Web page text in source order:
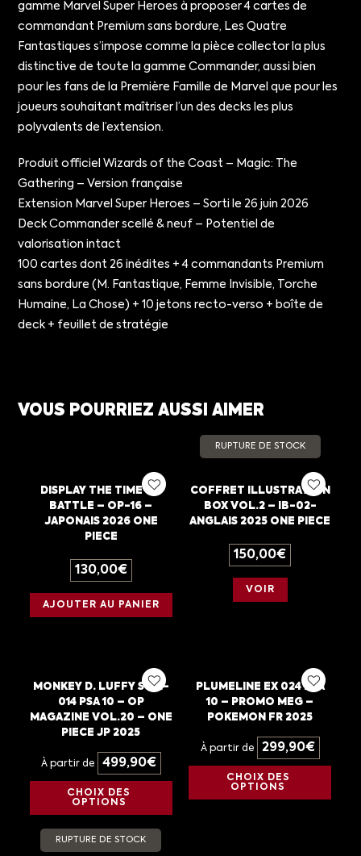
gamme Marvel Super Heroes à proposer 4 cartes de
commandant Premium sans bordure, Les Quatre
Fantastiques s’impose comme la pièce collector la plus
distinctive de toute la gamme Commander, aussi bien
pour les fans de la Première Famille de Marvel que pour les
joueurs souhaitant maîtriser l’un des decks les plus
polyvalents de l’extension.
Produit officiel Wizards of the Coast – Magic: The
Gathering – Version française
Extension Marvel Super Heroes – Sorti le 26 juin 2026
Deck Commander scellé & neuf – Potentiel de
valorisation intact
100 cartes dont 26 inédites + 4 commandants Premium
sans bordure (M. Fantastique, Femme Invisible, Torche
Humaine, La Chose) + 10 jetons recto-verso + boîte de
deck + feuillet de stratégie
VOUS POURRIEZ AUSSI AIMER
DISPLAY THE TIME OF
BATTLE – OP-16 –
JAPONAIS 2026 ONE
PIECE
130,00€
AJOUTER AU PANIER
RUPTURE DE STOCK
COFFRET ILLUSTRATION
BOX VOL.2 – IB-02-
ANGLAIS 2025 ONE PIECE
150,00€
VOIR
MONKEY D. LUFFY ST21-
014 PSA 10 – OP
MAGAZINE VOL.20 – ONE
PIECE JP 2025
À partir de 499,90€
CHOIX DES
OPTIONS
PLUMELINE EX 024 PSA
10 – PROMO MEG –
POKEMON FR 2025
À partir de 299,90€
CHOIX DES
OPTIONS
RUPTURE DE STOCK